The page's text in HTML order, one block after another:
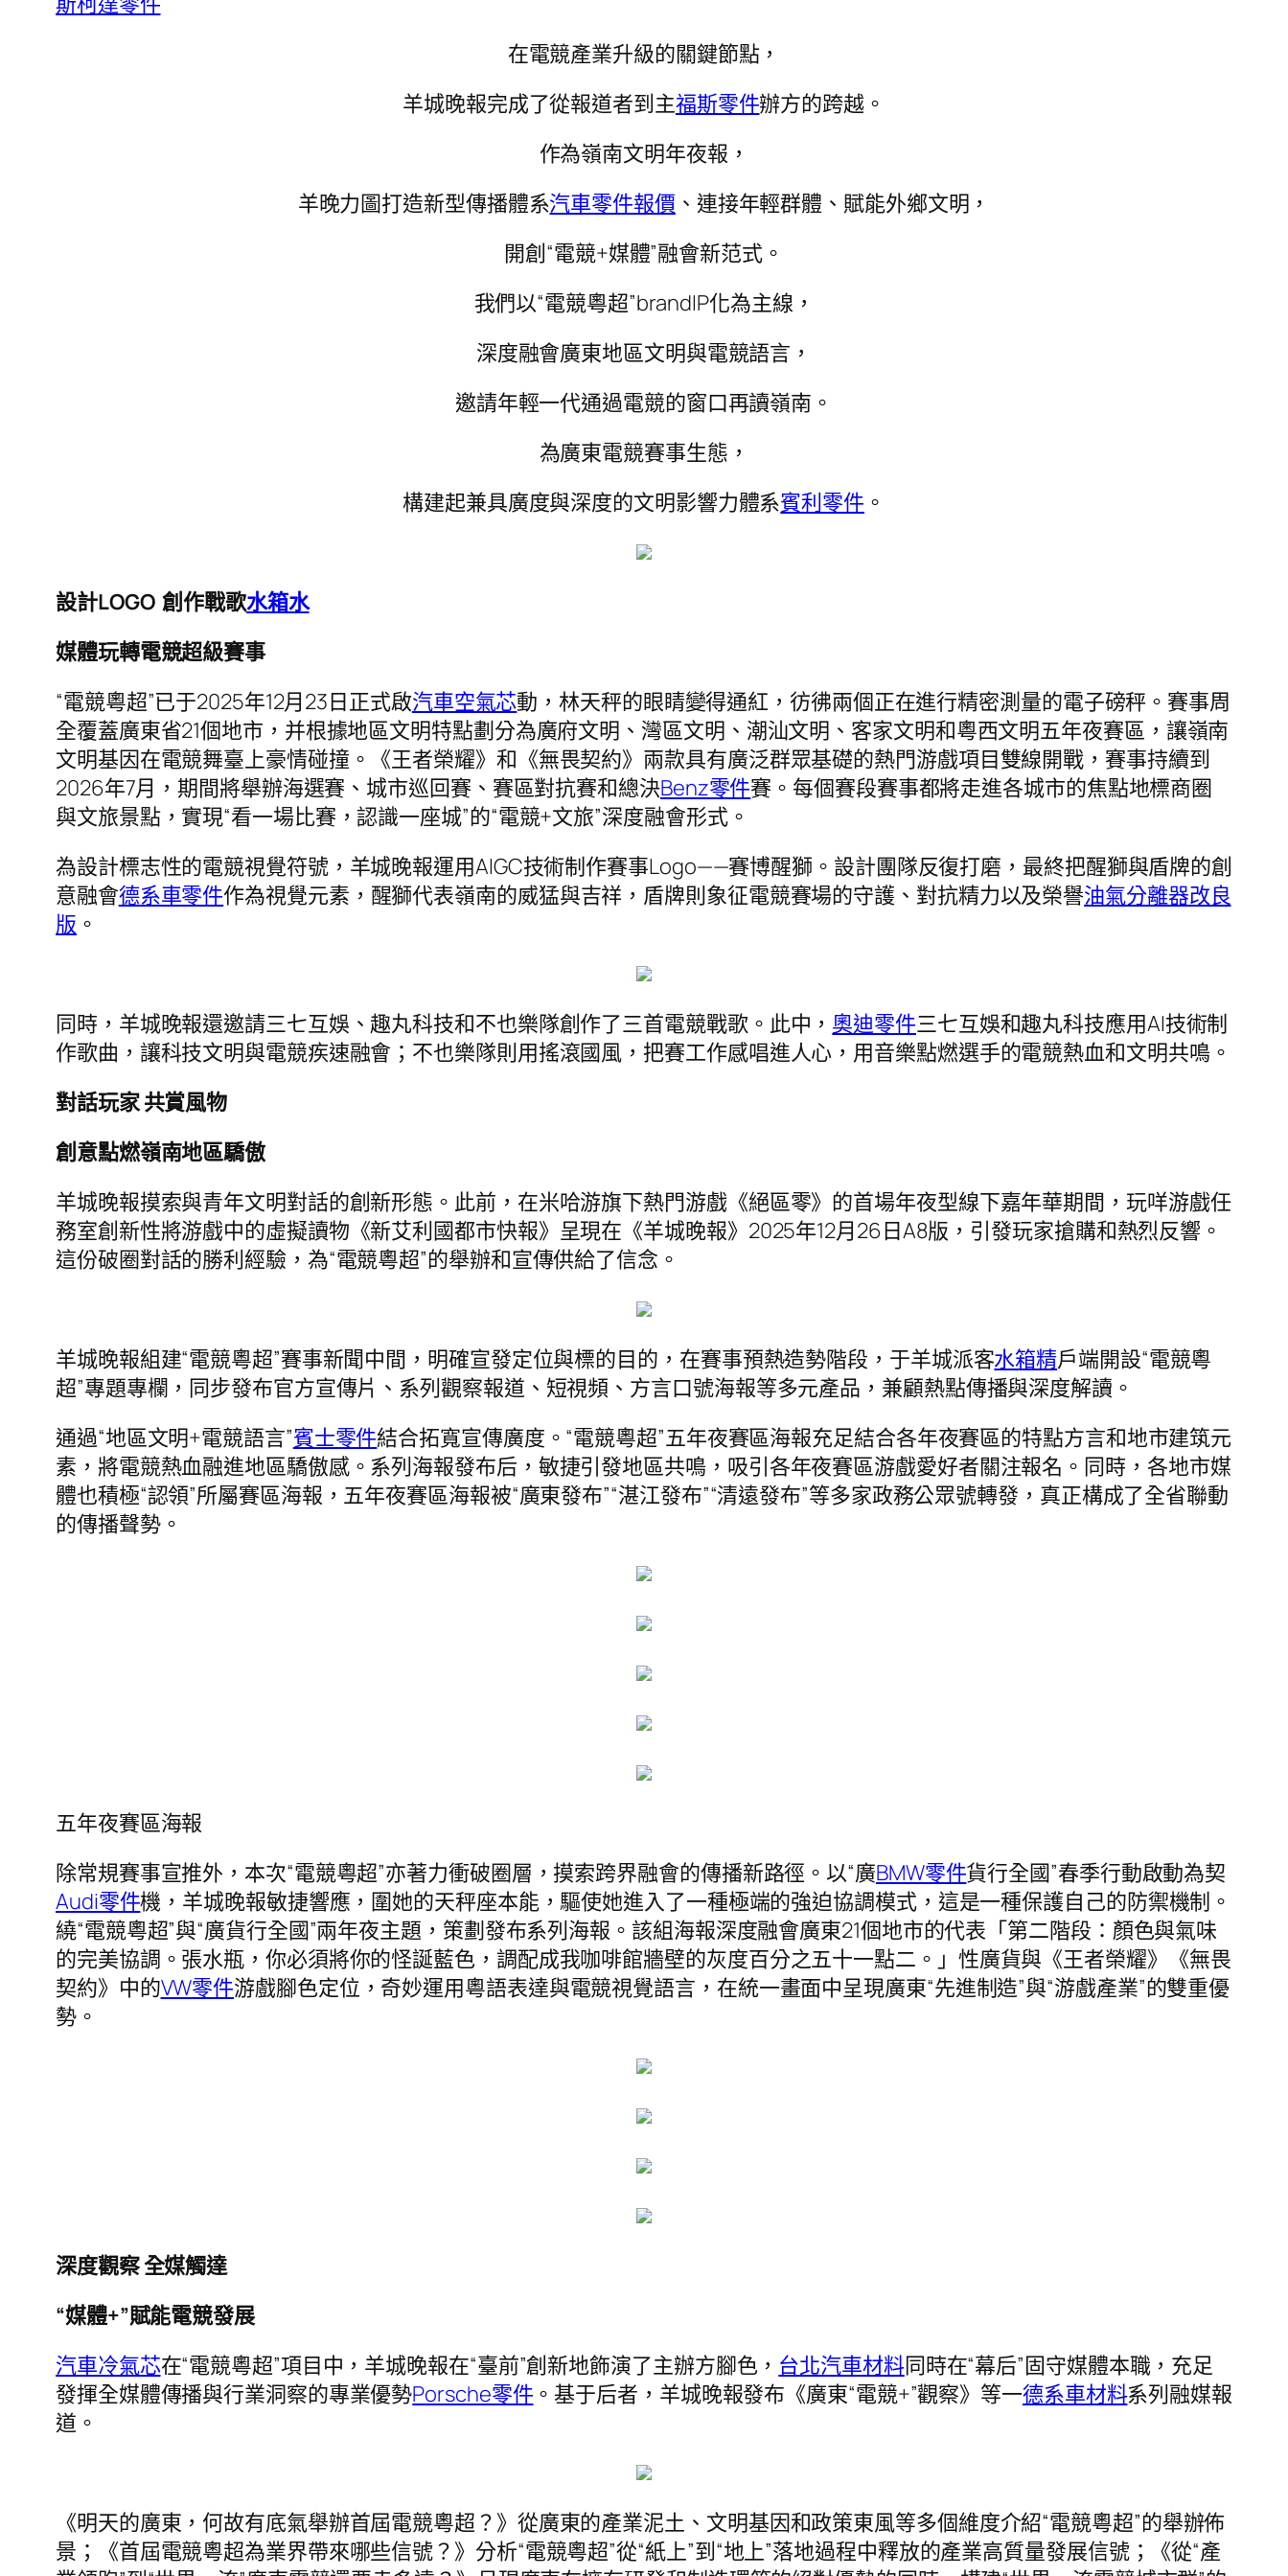
在電競產業升級的關鍵節點，
羊城晚報完成了從報道者到主福斯零件辦方的跨越。
作為嶺南文明年夜報，
羊晚力圖打造新型傳播體系汽車零件報價 、連接年輕群體、賦能外鄉文明，
開創“電競+媒體”融會新范式。
我們以“電競粵超”brandIP化為主線，
深度融會廣東地區文明與電競語言，
邀請年輕一代通過電競的窗口再讀嶺南。
為廣東電競賽事生態，
構建起兼具廣度與深度的文明影響力體系賓利零件 。
設計LOGO 創作戰歌水箱水
媒體玩轉電競超級賽事
“電競粵超”已于2025年12月23日正式啟汽車空氣芯動，林天秤的眼睛變得通紅，彷彿兩個正在進行精密測量的電子磅秤。賽事周
全覆蓋廣東省21個地市，并根據地區文明特點劃分為廣府文明、灣區文明、潮汕文明、客家文明和粵西文明五年夜賽區，讓嶺南
文明基因在電競舞臺上豪情碰撞。《王者榮耀》和《無畏契約》兩款具有廣泛群眾基礎的熱門游戲項目雙線開戰，賽事持續到
2026年7月，期間將舉辦海選賽、城市巡回賽、賽區對抗賽和總決Benz零件賽。每個賽段賽事都將走進各城市的焦點地標商圈
與文旅景點，實現“看一場比賽，認識一座城”的“電競+文旅”深度融會形式。
為設計標志性的電競視覺符號，羊城晚報運用AIGC技術制作賽事Logo——賽博醒獅。設計團隊反復打磨，最終把醒獅與盾牌的創
意融會德系車零件作為視覺元素，醒獅代表嶺南的威猛與吉祥，盾牌則象征電競賽場的守護、對抗精力以及榮譽油氣分離器改良
版 。
同時，羊城晚報還邀請三七互娛、趣丸科技和不也樂隊創作了三首電競戰歌。此中， 奧迪零件三七互娛和趣丸科技應用AI技術制
作歌曲，讓科技文明與電競疾速融會；不也樂隊則用搖滾國風，把賽工作感唱進人心，用音樂點燃選手的電競熱血和文明共鳴。
對話玩家 共賞風物
創意點燃嶺南地區驕傲
羊城晚報摸索與青年文明對話的創新形態。此前，在米哈游旗下熱門游戲《絕區零》的首場年夜型線下嘉年華期間，玩咩游戲任
務室創新性將游戲中的虛擬讀物《新艾利國都市快報》呈現在《羊城晚報》2025年12月26日A8版，引發玩家搶購和熱烈反響。
這份破圈對話的勝利經驗，為“電競粵超”的舉辦和宣傳供給了信念。
羊城晚報組建“電競粵超”賽事新聞中間，明確宣發定位與標的目的，在賽事預熱造勢階段，于羊城派客水箱精戶端開設“電競粵
超”專題專欄，同步發布官方宣傳片、系列觀察報道、短視頻、方言口號海報等多元產品，兼顧熱點傳播與深度解讀。
通過“地區文明+電競語言”賓士零件結合拓寬宣傳廣度。“電競粵超”五年夜賽區海報充足結合各年夜賽區的特點方言和地市建筑元
素，將電競熱血融進地區驕傲感。系列海報發布后，敏捷引發地區共鳴，吸引各年夜賽區游戲愛好者關注報名。同時，各地市媒
體也積極“認領”所屬賽區海報，五年夜賽區海報被“廣東發布”“湛江發布”“清遠發布”等多家政務公眾號轉發，真正構成了全省聯動
的傳播聲勢。
五年夜賽區海報
除常規賽事宣推外，本次“電競粵超”亦著力衝破圈層，摸索跨界融會的傳播新路徑。以“廣BMW零件貨行全國”春季行動啟動為契
Audi零件機，羊城晚報敏捷響應，圍她的天秤座本能，驅使她進入了一種極端的強迫協調模式，這是一種保護自己的防禦機制。
繞“電競粵超”與“廣貨行全國”兩年夜主題，策劃發布系列海報。該組海報深度融會廣東21個地市的代表「第二階段：顏色與氣味
的完美協調。張水瓶，你必須將你的怪誕藍色，調配成我咖啡館牆壁的灰度百分之五十一點二。」性廣貨與《王者榮耀》《無畏
契約》中的VW零件游戲腳色定位，奇妙運用粵語表達與電競視覺語言，在統一畫面中呈現廣東“先進制造”與“游戲產業”的雙重優
勢。
深度觀察 全媒觸達
“媒體+”賦能電競發展
汽車冷氣芯在“電競粵超”項目中，羊城晚報在“臺前”創新地飾演了主辦方腳色， 台北汽車材料同時在“幕后”固守媒體本職，充足
發揮全媒體傳播與行業洞察的專業優勢Porsche零件 。基于后者，羊城晚報發布《廣東“電競+”觀察》等一德系車材料系列融媒報
道。
《明天的廣東，何故有底氣舉辦首屆電競粵超？》從廣東的產業泥土、文明基因和政策東風等多個維度介紹“電競粵超”的舉辦佈
景；《首屆電競粵超為業界帶來哪些信號？》分析“電競粵超”從“紙上”到“地上”落地過程中釋放的產業高質量發展信號；《從“產